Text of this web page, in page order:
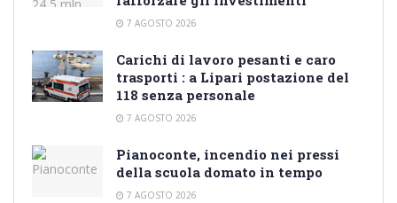
7 AGOSTO 2026
Carichi di lavoro pesanti e caro
trasporti : a Lipari postazione del
118 senza personale
7 AGOSTO 2026
Pianoconte, incendio nei pressi
della scuola domato in tempo
7 AGOSTO 2026